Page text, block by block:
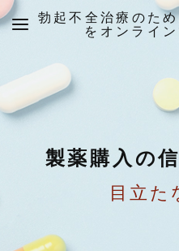
勃起不全治療のた
をオンライ
製薬購入の
目立た